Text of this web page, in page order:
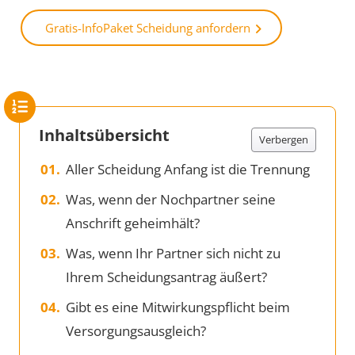
Gratis-InfoPaket Scheidung anfordern
Inhaltsübersicht Verbergen
Aller Scheidung Anfang ist die Trennung
Was, wenn der Nochpartner seine
Anschrift geheimhält?
Was, wenn Ihr Partner sich nicht zu
Ihrem Scheidungsantrag äußert?
Gibt es eine Mitwirkungspflicht beim
Versorgungsausgleich?